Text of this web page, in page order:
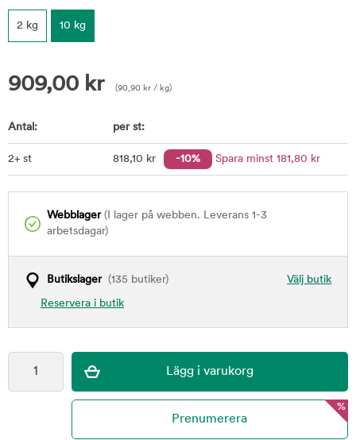
2 kg 10 kg
909,00 kr (90,90 kr / kg)
Antal: per st:
2+ st 818,10 kr -10% Spara minst 181,80 kr
Webblager(I lager på webben. Leverans 1-3
arbetsdagar)
Välj butik
Butikslager(135 butiker)
Reservera i butik
%